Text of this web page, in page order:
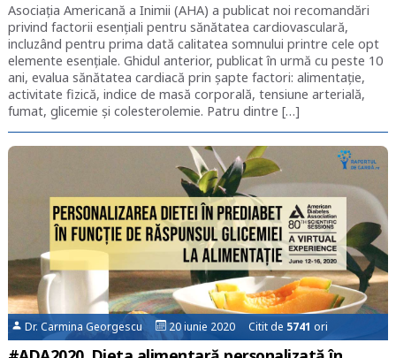
Asociația Americană a Inimii (AHA) a publicat noi recomandări
privind factorii esențiali pentru sănătatea cardiovasculară,
incluzând pentru prima dată calitatea somnului printre cele opt
elemente esențiale. Ghidul anterior, publicat în urmă cu peste 10
ani, evalua sănătatea cardiacă prin șapte factori: alimentație,
activitate fizică, indice de masă corporală, tensiune arterială,
fumat, glicemie și colesterolemie. Patru dintre […]
Dr. Carmina Georgescu 20 iunie 2020 Citit de 5741 ori